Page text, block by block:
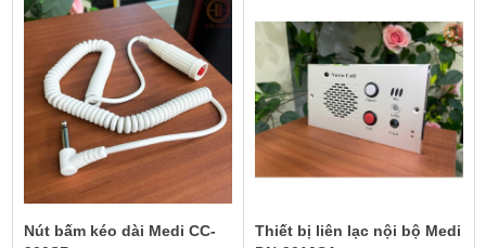
Nút bấm kéo dài Medi CC-
Thiết bị liên lạc nội bộ Medi